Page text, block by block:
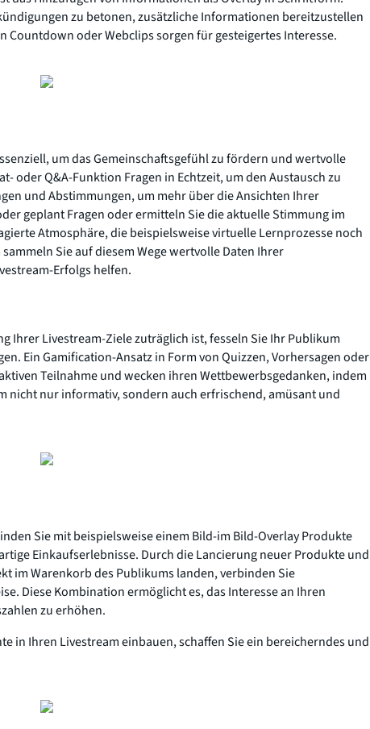
zu betonen, zusätzliche Informationen bereitzustellen
oder Webclips sorgen für gesteigertes Interesse.
um das Gemeinschaftsgefühl zu fördern und wertvolle
oder Q&A-Funktion Fragen in Echtzeit, um den Austausch zu
und Abstimmungen, um mehr über die Ansichten Ihrer
geplant Fragen oder ermitteln Sie die aktuelle Stimmung im
Atmosphäre, die beispielsweise virtuelle Lernprozesse noch
Sie auf diesem Wege wertvolle Daten Ihrer
Erfolgs helfen.
Ihrer Livestream-Ziele zuträglich ist, fesseln Sie Ihr Publikum
Ein Gamification-Ansatz in Form von Quizzen, Vorhersagen oder
Teilnahme und wecken ihren Wettbewerbsgedanken, indem
nicht nur informativ, sondern auch erfrischend, amüsant und
Sie mit beispielsweise einem Bild-im Bild-Overlay Produkte
Einkaufserlebnisse. Durch die Lancierung neuer Produkte und
im Warenkorb des Publikums landen, verbinden Sie
Diese Kombination ermöglicht es, das Interesse an Ihren
zu erhöhen.
in Ihren Livestream einbauen, schaffen Sie ein bereicherndes und